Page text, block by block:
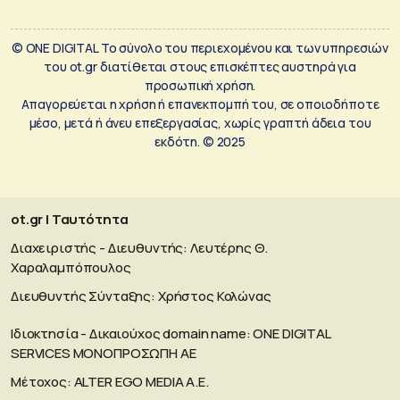
© ONE DIGITAL Το σύνολο του περιεχομένου και των υπηρεσιών
του ot.gr διατίθεται στους επισκέπτες αυστηρά για
προσωπική χρήση.
Απαγορεύεται η χρήση ή επανεκπομπή του, σε οποιοδήποτε
μέσο, μετά ή άνευ επεξεργασίας, χωρίς γραπτή άδεια του
εκδότη. © 2025
ot.gr | Ταυτότητα
Διαχειριστής - Διευθυντής: Λευτέρης Θ.
Χαραλαμπόπουλος
Διευθυντής Σύνταξης: Χρήστος Κολώνας
Ιδιοκτησία - Δικαιούχος domain name: ΟΝΕ DIGITAL
SERVICES MONOΠΡΟΣΩΠΗ ΑΕ
Μέτοχος: ALTER EGO MEDIA A.E.